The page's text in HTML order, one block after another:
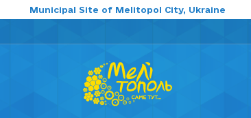
Municipal Site of Melitopol City, Ukraine